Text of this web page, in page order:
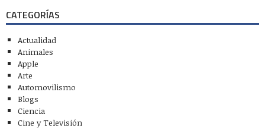
CATEGORÍAS
Actualidad
Animales
Apple
Arte
Automovilismo
Blogs
Ciencia
Cine y Televisión